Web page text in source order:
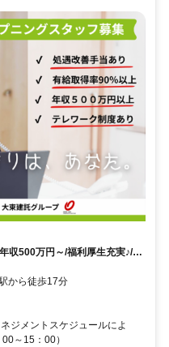
収500万円～/福利厚生充実♪/マ
から徒歩17分
ジメントスケジュールによ
～15：00）